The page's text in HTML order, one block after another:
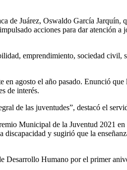
de Juárez, Oswaldo García Jarquín,
acciones para dar atención a
emprendimiento, sociedad civil,
agosto el año pasado. Enunció que
de interés.
de las juventudes”, destacó el
Municipal de la Juventud 2021
y sugirió que la
Desarrollo Humano por el primer